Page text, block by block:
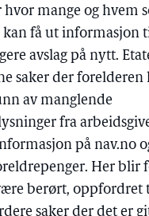
hvor mange og hvem
kan få ut informasjon
avslag på nytt.
saker der forelderen
av manglende
fra
på nav.no
Her blir
berørt, oppfordret
saker der det er